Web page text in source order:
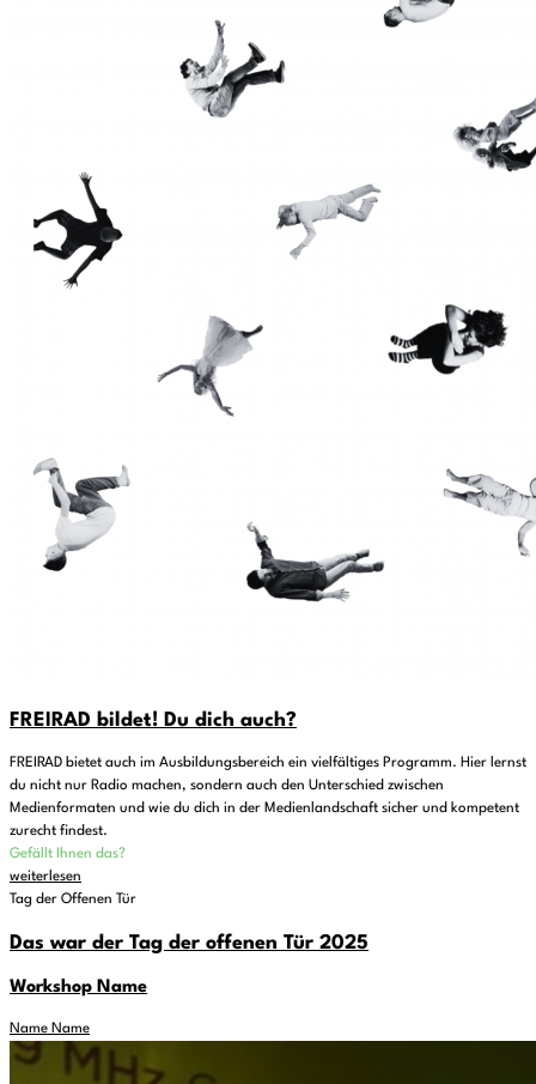
FREIRAD bildet! Du dich auch?
FREIRAD bietet auch im Ausbildungsbereich ein vielfältiges Programm. Hier lernst
du nicht nur Radio machen, sondern auch den Unterschied zwischen
Medienformaten und wie du dich in der Medienlandschaft sicher und kompetent
zurecht findest.
Gefällt Ihnen das?
weiterlesen
Tag der Offenen Tür
Das war der Tag der offenen Tür 2025
Workshop Name
Name Name